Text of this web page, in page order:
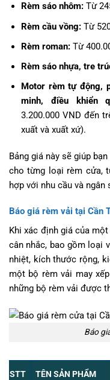
Rèm sáo nhôm:Từ
Rèm cầu vồng:Từ
Rèm roman:Từ
Rèm sáo nhựa, tre
Motor rèm tự động,
minh, điều khiển
3.200.000 VND đến
xuất và xuất xứ).
Bảng giá này sẽ giúp
cho từng loại rèm cửa,
hợp với nhu cầu và ngân
Báo giá rèm vải tại Cần
Khi xác định giá của
cân nhắc, bao gồm loại
nhiệt, kích thước rộng,
một bộ rèm vải may
những bộ rèm vải được
Báo
STT TÊN SẢN PHẨM